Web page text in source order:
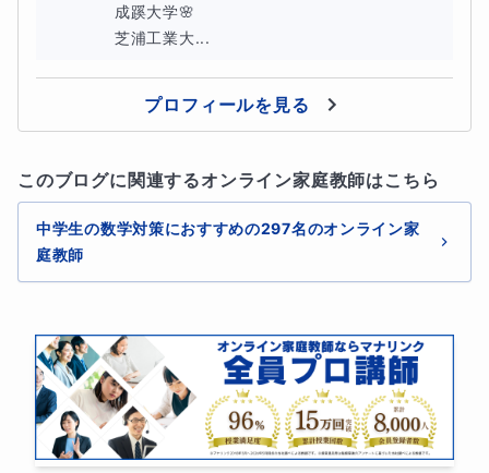
成蹊大学🌸
芝浦工業大...
プロフィールを見る
このブログに関連するオンライン家庭教師はこちら
中学生の数学対策におすすめの297名のオンライン家
庭教師